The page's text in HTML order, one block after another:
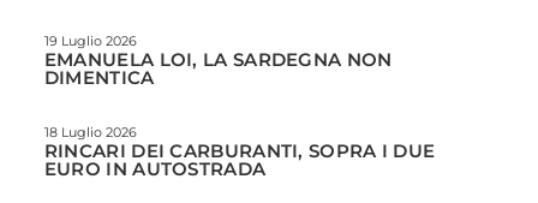
19 Luglio 2026
EMANUELA LOI, LA SARDEGNA NON
DIMENTICA
18 Luglio 2026
RINCARI DEI CARBURANTI, SOPRA I DUE
EURO IN AUTOSTRADA